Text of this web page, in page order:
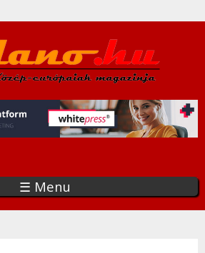
a
tartalomra
☰ Menu